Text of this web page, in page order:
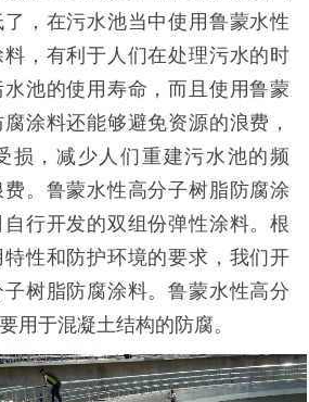
，在污水池当中使用鲁蒙水性
，有利于人们在处理污水的时
池的使用寿命，而且使用鲁蒙
涂料还能够避免资源的浪费，
损，减少人们重建污水池的频
。鲁蒙水性高分子树脂防腐涂
行开发的双组份弹性涂料。根
性和防护环境的要求，我们开
树脂防腐涂料。鲁蒙水性高分
用于混凝土结构的防腐。